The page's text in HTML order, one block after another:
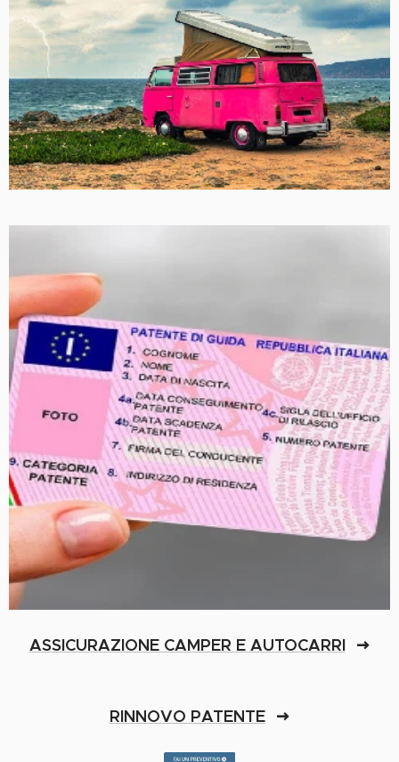
ASSICURAZIONE CAMPER E AUTOCARRI
RINNOVO PATENTE